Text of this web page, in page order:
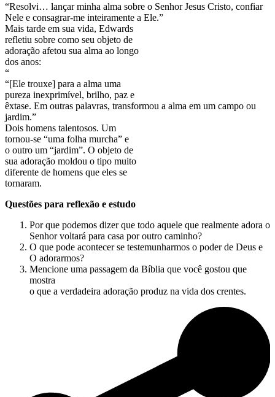
“Resolvi… lançar minha alma sobre o Senhor Jesus Cristo, confiar
Nele e consagrar-me inteiramente a Ele.”
Mais tarde em sua vida, Edwards
refletiu sobre como seu objeto de
adoração afetou sua alma ao longo
dos anos:
“
“[Ele trouxe] para a alma uma
pureza inexprimível, brilho, paz e
êxtase. Em outras palavras, transformou a alma em um campo ou
jardim.”
Dois homens talentosos. Um
tornou-se “uma folha murcha” e
o outro um “jardim”. O objeto de
sua adoração moldou o tipo muito
diferente de homens que eles se
tornaram.
Questões para reflexão e estudo
Por que podemos dizer que todo aquele que realmente adora o
Senhor voltará para casa por outro caminho?
O que pode acontecer se testemunharmos o poder de Deus e
O adorarmos?
Mencione uma passagem da Bíblia que você gostou que
mostra
o que a verdadeira adoração produz na vida dos crentes.